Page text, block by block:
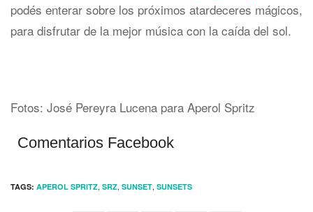
podés enterar sobre los próximos atardeceres mágicos,
para disfrutar de la mejor música con la caída del sol.
Fotos: José Pereyra Lucena para Aperol Spritz
Comentarios Facebook
TAGS: APEROL SPRITZ, SRZ, SUNSET, SUNSETS